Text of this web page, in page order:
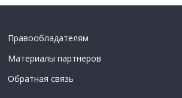
Правообладателям
Материалы партнеров
Обратная связь